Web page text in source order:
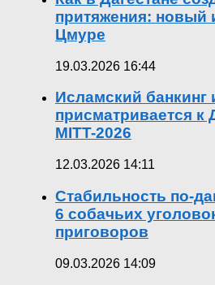
притяжения: новый
Цмуре
19.03.2026 16:44
Исламский банкинг
присматривается к
MITT-2026
12.03.2026 14:11
Стабильность по-
6 собачьих
приговоров
09.03.2026 14:09